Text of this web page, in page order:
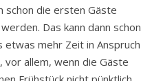
schon die ersten Gäste
Das kann dann schon
etwas mehr Zeit in Anspruch
vor allem, wenn die Gäste